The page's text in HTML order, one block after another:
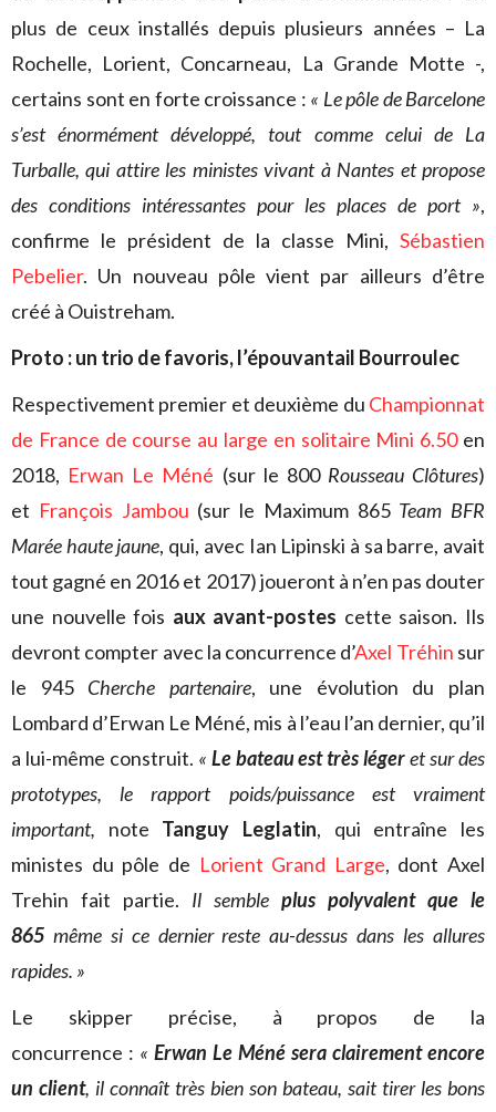
plus de ceux installés depuis plusieurs années – La
Rochelle, Lorient, Concarneau, La Grande Motte -,
certains sont en forte croissance : « Le pôle de Barcelone
s’est énormément développé, tout comme celui de La
Turballe, qui attire les ministes vivant à Nantes et propose
des conditions intéressantes pour les places de port »,
confirme le président de la classe Mini, Sébastien
Pebelier. Un nouveau pôle vient par ailleurs d’être
créé à Ouistreham.
Proto : un trio de favoris, l’épouvantail Bourroulec
Respectivement premier et deuxième du Championnat
de France de course au large en solitaire Mini 6.50en
2018, Erwan Le Méné (sur le 800 Rousseau Clôtures)
et François Jambou (sur le Maximum 865 Team BFR
Marée haute jaune, qui, avec Ian Lipinski à sa barre, avait
tout gagné en 2016 et 2017) joueront à n’en pas douter
une nouvelle fois aux avant-postes cette saison. Ils
devront compter avec la concurrence d’Axel Tréhin sur
le 945 Cherche partenaire, une évolution du plan
Lombard d’Erwan Le Méné, mis à l’eau l’an dernier, qu’il
a lui-même construit. « Le bateau est très légeret sur des
prototypes, le rapport poids/puissance est vraiment
important, note Tanguy Leglatin, qui entraîne les
ministes du pôle de Lorient Grand Large, dont Axel
Trehin fait partie. Il semble plus polyvalent que le
865 même si ce dernier reste au-dessus dans les allures
rapides. »
Le skipper précise, à propos de la
concurrence : « Erwan Le Méné sera clairement encore
un client, il connaît très bien son bateau, sait tirer les bons